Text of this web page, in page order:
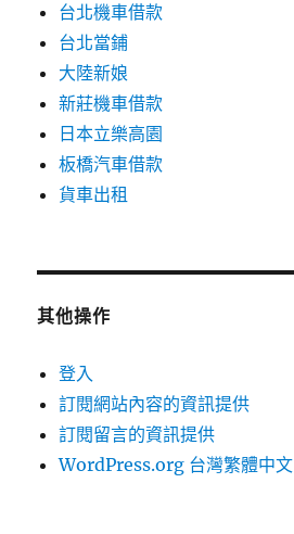
台北機車借款
台北當鋪
大陸新娘
新莊機車借款
日本立樂高園
板橋汽車借款
貨車出租
其他操作
登入
訂閱網站內容的資訊提供
訂閱留言的資訊提供
WordPress.org 台灣繁體中文